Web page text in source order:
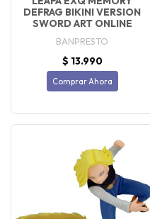
DEFRAG BIKINI VERSION
SWORD ART ONLINE
BANPRESTO
$ 13.990
Comprar Ahora